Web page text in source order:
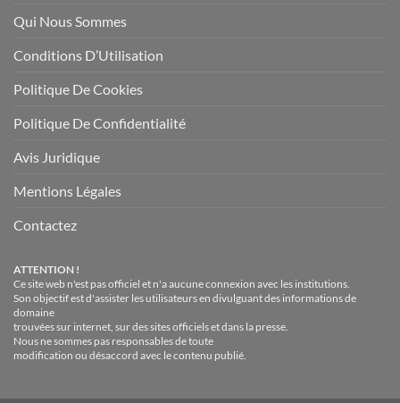
Qui Nous Sommes
Conditions D’Utilisation
Politique De Cookies
Politique De Confidentialité
Avis Juridique
Mentions Légales
Contactez
ATTENTION !
Ce site web n'est pas officiel et n'a aucune connexion avec les institutions.
Son objectif est d'assister les utilisateurs en divulguant des informations de
domaine
trouvées sur internet, sur des sites officiels et dans la presse.
Nous ne sommes pas responsables de toute
modification ou désaccord avec le contenu publié.